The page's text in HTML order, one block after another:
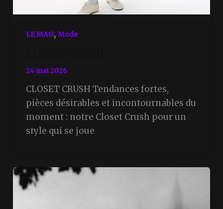
LE MAG, Mode
24 mai 2026
CLOSET CRUSH Tendances fortes,
pièces désirables et incontournables du
moment : notre Closet Crush pour un
style qui se joue